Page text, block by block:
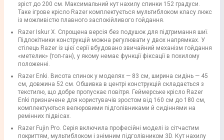
зріст до 200 см. Максимальний кут нахилу спинки 152 градуси.
Таке ігрове крісло Razer комплектується мультиблоком класу люкс
із можливістю плавного заспокійливого гойдання.
Razer Iskur X. Спрощена версія без подушок для підтримання шиї.
Підлокітники конструкцій можна регулювати у двох напрямках. У
стілець Razer із цієї серії вбудовано звичайний механізм гойдання
«метелик» (топ-ган), у якому немає функції фіксації в похилому
положенні.
Razer Enki. Висота спинок у моделях — 83 см, ширина сидінь — 45
см, довжина 52 см. Обшивка в центрі конструкцій складається з
текстилю, що добре пропускає повітря. Геймерське крісло Razer
Enki призначене для користувачів зростом від 160 см до 180 см,
комплектуються велюровими підголівниками й сидіннями на
ремінних підвісах.
Razer Fujin Pro. Серія включила професійні моделі із сітчастим
покриттям, мультиблоком і знімним підголівником 3D. Кут нахилу